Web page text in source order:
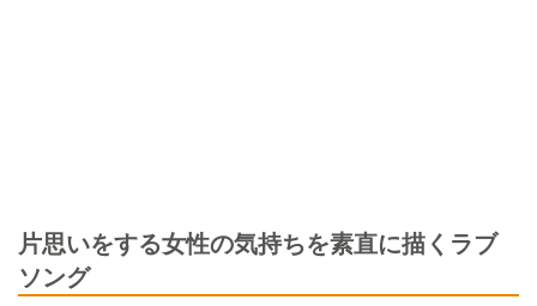
片思いをする女性の気持ちを素直に描くラブ
ソング